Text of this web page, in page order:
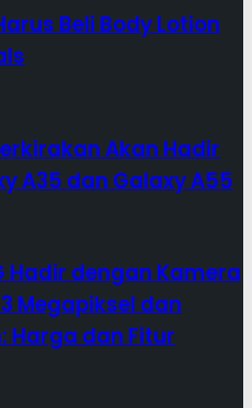
Beli Body Lotion
Akan Hadir
A35 dan Galaxy A55
Hadir dengan Kamera
Megapiksel dan
Harga dan Fitur